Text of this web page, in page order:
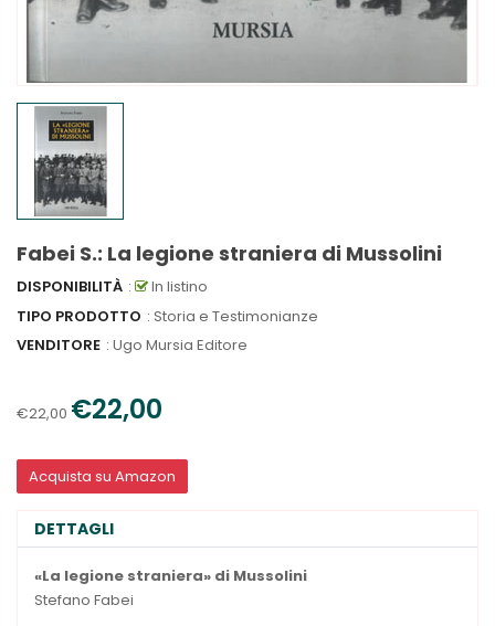
Fabei S.: La legione straniera di Mussolini
DISPONIBILITÀ :
In listino
TIPO PRODOTTO : Storia e Testimonianze
VENDITORE : Ugo Mursia Editore
€22,00 €22,00
Acquista su Amazon
DETTAGLI
«La legione straniera» di Mussolini
Stefano Fabei